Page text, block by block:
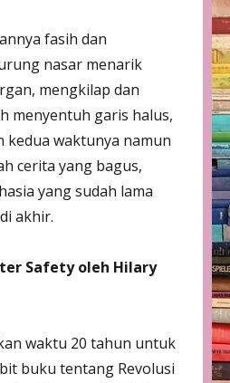
fasih dan
nasar menarik
mengkilap dan
menyentuh garis halus,
kedua waktunya namun
cerita yang bagus,
yang sudah lama
akhir.
Safety oleh Hilary
waktu 20 tahun untuk
buku tentang Revolusi